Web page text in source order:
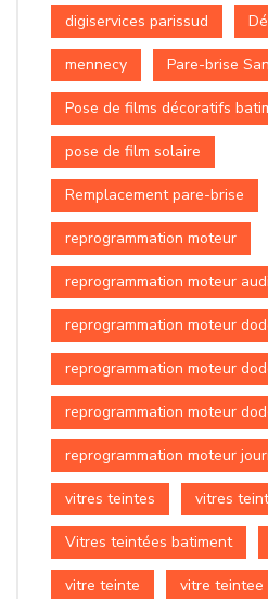
digiservices parissud
mennecy Pare-brise
Pose de films décoratifs
pose de film solaire
Remplacement pare-brise
reprogrammation moteur
reprogrammation moteur
reprogrammation moteur
reprogrammation moteur
reprogrammation moteur
reprogrammation moteur
vitres teintes vitres
Vitres teintées batiment
vitre teinte vitre teintee